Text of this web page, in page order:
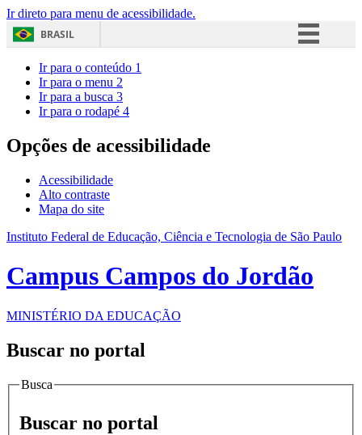
Ir direto para menu de acessibilidade.
BRASIL
Acesso à informação
Ir para o conteúdo 1
Ir para o menu 2
Ir para a busca 3
Ir para o rodapé 4
Opções de acessibilidade
Acessibilidade
Alto contraste
Mapa do site
Instituto Federal de Educação, Ciência e Tecnologia de São Paulo
Campus Campos do Jordão
MINISTÉRIO DA EDUCAÇÃO
Buscar no portal
Busca
Buscar no portal